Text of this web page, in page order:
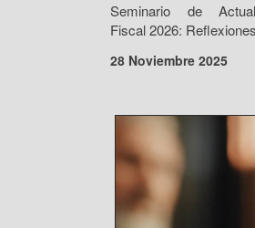
Seminario de
Fiscal 2026:
28 Noviembre 2025